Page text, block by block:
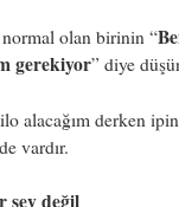
olan birinin “
gerekiyor” diye
alacağım derken
vardır.
şey değil